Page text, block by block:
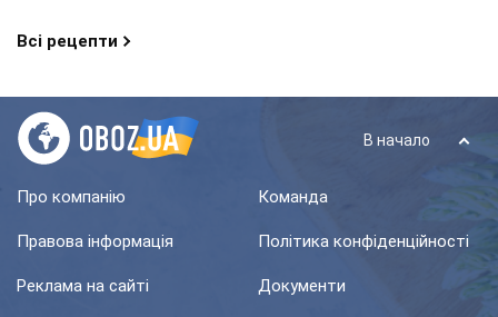
Всі рецепти
В начало
Про компанію Команда
Правова інформація Політика конфіденційності
Реклама на сайті Документи